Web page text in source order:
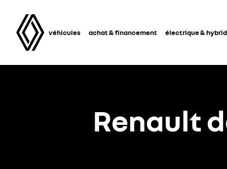
véhicules achat & financement électrique &
Renault